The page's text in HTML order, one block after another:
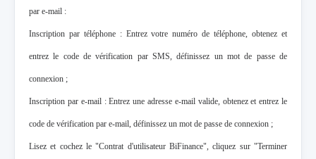
par e-mail :
Inscription par téléphone : Entrez votre numéro de téléphone, obtenez et
entrez le code de vérification par SMS, définissez un mot de passe de
connexion ;
Inscription par e-mail : Entrez une adresse e-mail valide, obtenez et entrez le
code de vérification par e-mail, définissez un mot de passe de connexion ;
Lisez et cochez le "Contrat d'utilisateur BiFinance", cliquez sur "Terminer